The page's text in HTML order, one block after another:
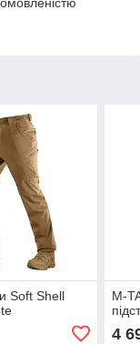
Soft Shell
M-
4